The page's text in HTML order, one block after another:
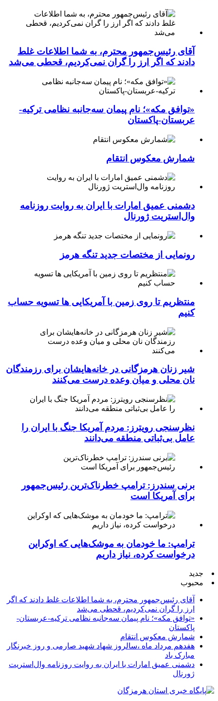
آقای رئیس‌جمهور محترم، به شما اطلاعات غلط
دادند که اگر ارز را گران نمی‌کردیم، قحطی می‌شد
«توافق مکه»؛ نام پیمان سه‌جانبه نظامی ترکیه-
عربستان-پاکستان
شمارش معکوس انتقام
دشمنی عمیق امارات با ایران به روایت روزنامه
وال‌استریت ژورنال
رونمایی از مختصات جدید تنگه هرمز
منتظریم تا روی زمین با آمریکایی ها تسویه حساب
کنیم
شیر زنان هرمزگانی در خانه‌هایشان برای رزمندگان
نان محلی و میان وعده درست می‌کنند
نظرسنجی رویترز: مردم آمریکا جنگ با ایران را
عامل بی‌ثباتی منطقه می‌دانند
برنی سندرز: ترامپ خطرناک‌ترین رئیس‌جمهور
برای آمریکا است
ترامپ: ما خودمان به موشک‌هایی که اوکراین
درخواست کرده، نیاز داریم
جدید
محبوب
آقای رئیس‌جمهور محترم، به شما اطلاعات غلط دادند که اگر
ارز را گران نمی‌کردیم، قحطی می‌شد
«توافق مکه»؛ نام پیمان سه‌جانبه نظامی ترکیه-عربستان-
پاکستان
شمارش معکوس انتقام
هفدهم مرداد ماه ،سالروز شهاد شهید صارمی و روز خبرنگار
مبارک باد
دشمنی عمیق امارات با ایران به روایت روزنامه وال‌استریت
ژورنال